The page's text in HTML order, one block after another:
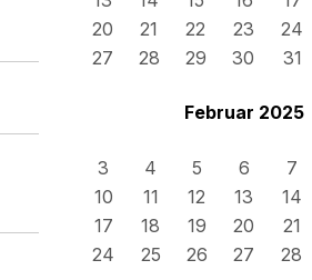
20
21 22 23 24
27
28 29 30 31
Februar 2025
3
4 5 6 7
10
11 12 13 14
17
18 19 20 21
24
25 26 27 28